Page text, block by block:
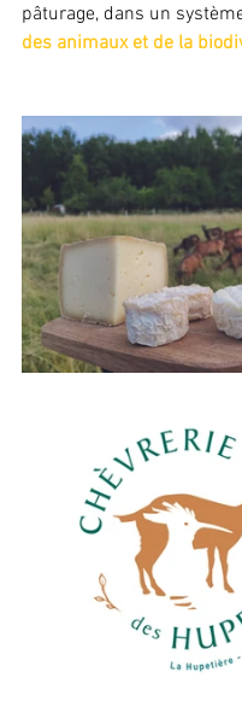
pâturage, dans un
des animaux et de la